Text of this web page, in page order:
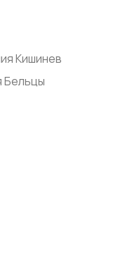
Кишинев
Бельцы